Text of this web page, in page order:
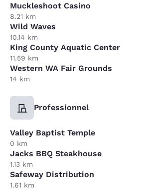
Muckleshoot Casino
8.21 km
Wild Waves
10.14 km
King County Aquatic Center
11.59 km
Western WA Fair Grounds
14 km
Professionnel
Valley Baptist Temple
0 km
Jacks BBQ Steakhouse
1.13 km
Safeway Distribution
1.61 km